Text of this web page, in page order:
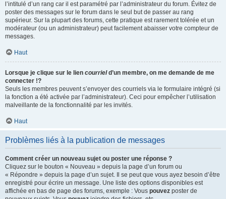
l’intitulé d’un rang car il est paramétré par l’administrateur du forum. Évitez de
poster des messages sur le forum dans le seul but de passer au rang
supérieur. Sur la plupart des forums, cette pratique est rarement tolérée et un
modérateur (ou un administrateur) peut facilement abaisser votre compteur de
messages.
Haut
Lorsque je clique sur le lien courrield’un membre, on me demande de me
connecter !?
Seuls les membres peuvent s’envoyer des courriels via le formulaire intégré (si
la fonction a été activée par l’administrateur). Ceci pour empêcher l’utilisation
malveillante de la fonctionnalité par les invités.
Haut
Problèmes liés à la publication de messages
Comment créer un nouveau sujet ou poster une réponse ?
Cliquez sur le bouton « Nouveau » depuis la page d’un forum ou
« Répondre » depuis la page d’un sujet. Il se peut que vous ayez besoin d’être
enregistré pour écrire un message. Une liste des options disponibles est
affichée en bas de page des forums, exemple : Vous pouvez poster de